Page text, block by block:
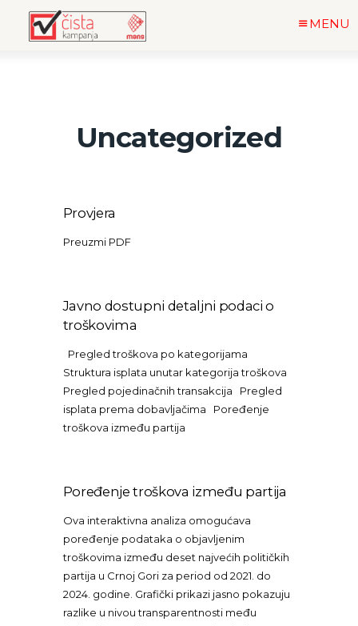
MENU
Uncategorized
Provjera
Preuzmi PDF
Javno dostupni detaljni podaci o
troškovima
Pregled troškova po kategorijama
Struktura isplata unutar kategorija troškova
Pregled pojedinačnih transakcija Pregled
isplata prema dobavljačima Poređenje
troškova između partija
Poređenje troškova između partija
Ova interaktivna analiza omogućava
poređenje podataka o objavljenim
troškovima između deset najvećih političkih
partija u Crnoj Gori za period od 2021. do
2024. godine. Grafički prikazi jasno pokazuju
razlike u nivou transparentnosti među